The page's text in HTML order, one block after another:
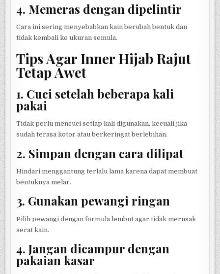
4. Memeras dengan dipelintir
Cara ini sering menyebabkan kain berubah bentuk dan
tidak kembali ke ukuran semula.
Tips Agar Inner Hijab Rajut
Tetap Awet
1. Cuci setelah beberapa kali
pakai
Tidak perlu mencuci setiap kali digunakan, kecuali jika
sudah terasa kotor atau berkeringat berlebihan.
2. Simpan dengan cara dilipat
Hindari menggantung terlalu lama karena dapat membuat
bentuknya melar.
3. Gunakan pewangi ringan
Pilih pewangi dengan formula lembut agar tidak merusak
serat kain.
4. Jangan dicampur dengan
pakaian kasar